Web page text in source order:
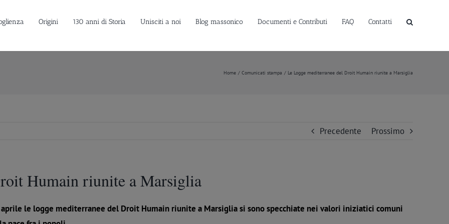
Origini 130 anni di Storia Unisciti a noi Blog massonico Documenti e Contributi FAQ Contatti
Home Comunicati stampa Le Logge mediterranee del Droit Humain riunite a Marsiglia
Precedente Prossimo
Humain riunite a Marsiglia
le logge mediterranee del Droit Humain riunite a Marsiglia si sono specchiate nei valori iniziatici comuni